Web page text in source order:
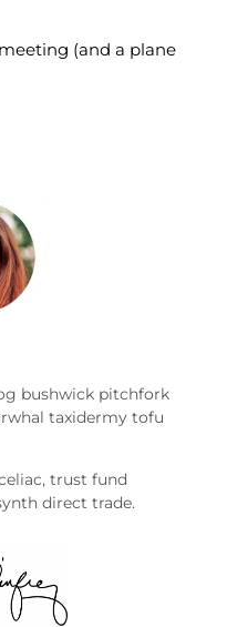
(and a plane
bushwick pitchfork
taxidermy tofu
trust fund
direct trade.